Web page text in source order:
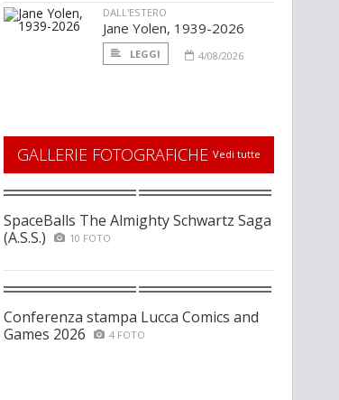
DALL'ESTERO
Jane Yolen, 1939-2026
LEGGI 4/08/2026
GALLERIE FOTOGRAFICHE Vedi tutte
SpaceBalls The Almighty Schwartz Saga
(A.S.S.)
10 FOTO
Conferenza stampa Lucca Comics and
Games 2026
4 FOTO